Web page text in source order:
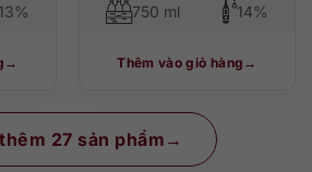
750 ml 14%
Thêm vào giỏ hàng
27 sản phẩm